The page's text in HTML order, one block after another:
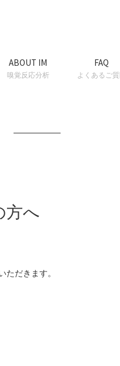
ABOUT IM
嗅覚反応分析
FAQ
よくあるご質
方へ
だきます。